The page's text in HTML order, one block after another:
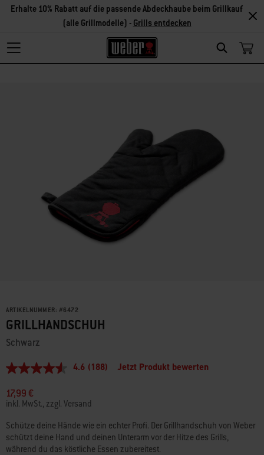
Search
Erhalte 10% Rabatt auf die passende Abdeckhaube beim Grillkauf
(alle Grillmodelle) - Grills entdecken
ARTIKELNUMMER: #6472
GRILLHANDSCHUH
Schwarz
4.6
5
Sternen,
Durchschnittswert
der
Bewertung.
Read
188
4.6 (188) Jetzt Produkt bewerten
17,99 €
inkl. MwSt., zzgl. Versand
Schütze deine Hände wie ein echter Profi. Der Grillhandschuh von Weber
schützt deine Hand und deinen Unterarm vor der Hitze des Grills,
während du das köstliche Essen zubereitest.